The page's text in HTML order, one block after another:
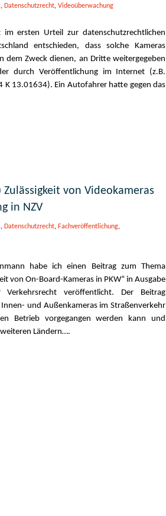
, Datenschutzrecht, Videoüberwachung
im ersten Urteil zur datenschutzrechtlichen
entschieden, dass solche Kameras
dem Zweck dienen, an Dritte weitergegeben
durch Veröffentlichung im Internet (z.B.
K 13.01634). Ein Autofahrer hatte gegen das
von Videokameras
in NZV
, Datenschutzrecht, Fachveröffentlichung,
habe ich einen Beitrag zum Thema
von On-Board-Kameras in PKW“ in Ausgabe
veröffentlicht. Der Beitrag
und Außenkameras im Straßenverkehr
Betrieb vorgegangen werden kann und
Ländern….